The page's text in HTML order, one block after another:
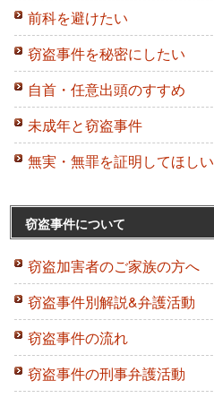
前科を避けたい
窃盗事件を秘密にしたい
自首・任意出頭のすすめ
未成年と窃盗事件
無実・無罪を証明してほしい
窃盗事件について
窃盗加害者のご家族の方へ
窃盗事件別解説&弁護活動
窃盗事件の流れ
窃盗事件の刑事弁護活動